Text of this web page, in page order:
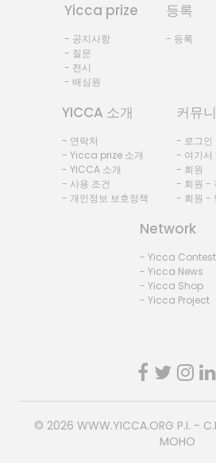
Yicca prize
- 공지사항
- 질문
- 전시
- 배심원
등록
- 등록
YICCA 소개
- 연락처
- Yicca prize 소개
- YICCA 소개
- 사용 조건
- 개인정보 보호정책
커뮤
- 로그인
- 여기서
- 회원
- 회원 -
- 회원 -
Network
- Yicca Contest
- Yicca News
- Yicca Shop
- Yicca Project
© 2026 WWW.YICCA.ORG P.I. -
MOHO